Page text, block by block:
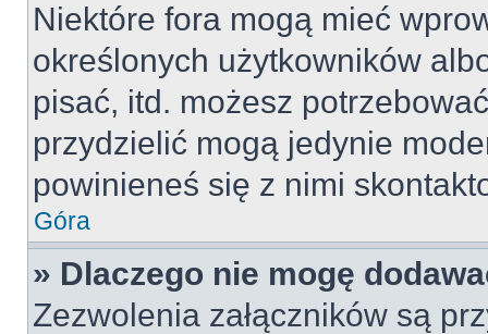
Niektóre fora mogą mieć
określonych użytkowników
pisać, itd. możesz
przydzielić mogą jedynie
powinieneś się z nimi
Góra
» Dlaczego nie mogę
Zezwolenia załączników są